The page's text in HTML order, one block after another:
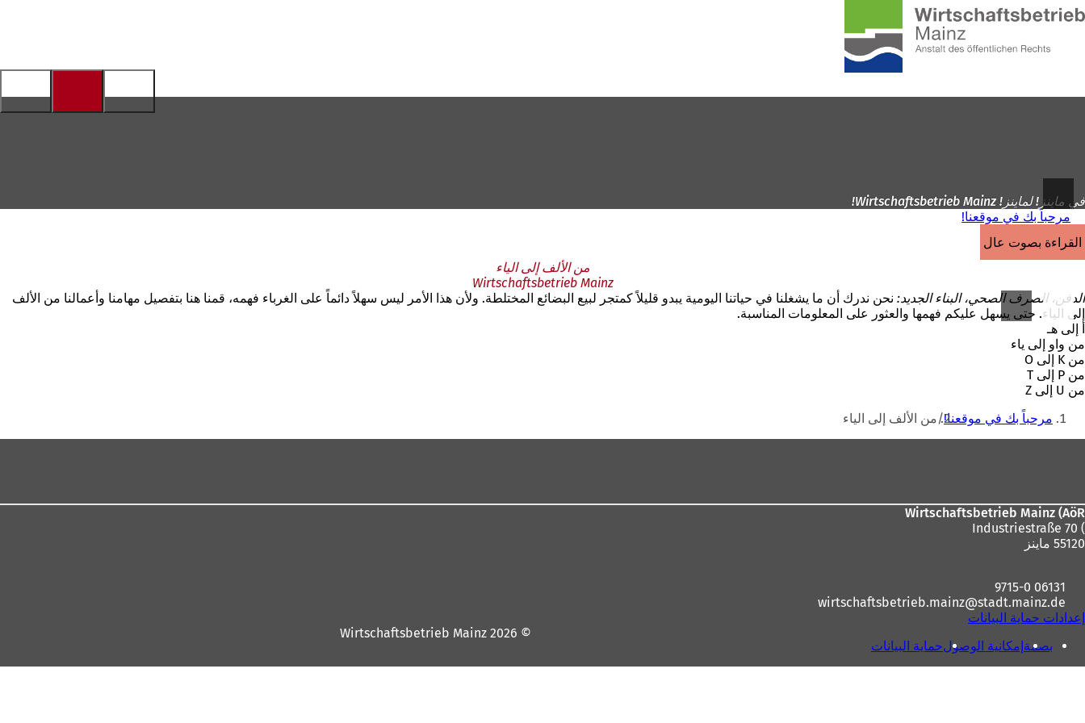
إلى
الصفحة
في ماينز! لماينز! Wirtschaftsbetrieb Mainz!
مرحباً بك في موقعنا!
القراءة بصوت عالٍ
من الألف إلى الياء
Wirtschaftsbetrieb Mainz
الدفن، الصرف الصحي، البناء الجديد: نحن ندرك أن ما يشغلنا في حياتنا اليومية يبدو قليلاً كمتجر لبيع البضائع المختلطة. ولأن هذا الأمر ليس سهلاً دائماً على الغرباء فهمه، قمنا هنا بتفصيل مهامنا وأعمالنا من الألف
إلى الياء. حتى يسهل عليكم فهمها والعثور على المعلومات المناسبة.
أ إلى هـ
من واو إلى ياء
من K إلى O
من P إلى T
من U إلى Z
أنت مرحباً بك في موقعنا! من الألف إلى الياء
Wirtschaftsbetrieb Mainz (AöR
) Industriestraße 70
55120 ماينز
06131 9715-0
wirtschaftsbetrieb.mainz
stadt.mainz de
إعدادات حماية البيانات
بصمةإمكانية الوصولحماية البيانات
© 2026 Wirtschaftsbetrieb Mainz